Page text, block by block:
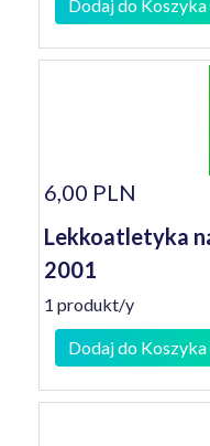
Dodaj do Koszyka
6,00 PLN
Lekkoatletyka
2001
1 produkt/y
Dodaj do Koszyka